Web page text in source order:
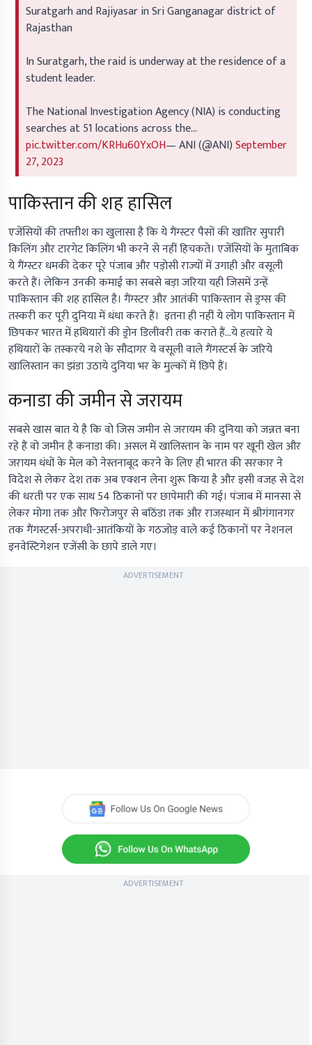
Suratgarh and Rajiyasar in Sri Ganganagar district of
Rajasthan
In Suratgarh, the raid is underway at the residence of a
student leader.
The National Investigation Agency (NIA) is conducting
searches at 51 locations across the…
pic.twitter.com/KRHu60YxOH— ANI (@ANI)September
27, 2023
पाकिस्तान की शह हासिल
एजेंसियों की तफ्तीश का खुलासा है कि ये गैंग्स्टर पैसों की खातिर सुपारी
किलिंग और टारगेट किलिंग भी करने से नहीं हिचकते। एजेंसियों के मुताबिक
ये गैंग्स्टर धमकी देकर पूरे पंजाब और पड़ोसी राज्यों में उगाही और वसूली
करते हैं। लेकिन उनकी कमाई का सबसे बड़ा जरिया यही जिसमें उन्हें
पाकिस्तान की शह हासिल है। गैंग्स्टर और आतंकी पाकिस्तान से ड्रग्स की
तस्करी कर पूरी दुनिया में धंधा करते हैं। इतना ही नहीं ये लोग पाकिस्तान में
छिपकर भारत में हथियारों की ड्रोन डिलीवरी तक कराते हैं…ये हत्यारे ये
हथियारों के तस्करये नशे के सौदागर ये वसूली वाले गैंगस्टर्स के जरिये
खालिस्तान का झंडा उठाये दुनिया भर के मुल्कों में छिपे हैं।
कनाडा की जमीन से जरायम
सबसे खास बात ये है कि वो जिस जमीन से जरायम की दुनिया को जन्नत बना
रहे हैं वो जमीन है कनाडा की। असल में खालिस्तान के नाम पर खूनी खेल और
जरायम धंधों के मेल को नेस्तनाबूद करने के लिए ही भारत की सरकार ने
विदेश से लेकर देश तक अब एक्शन लेना शुरू किया है और इसी वजह से देश
की धरती पर एक साथ 54 ठिकानों पर छापेमारी की गई। पंजाब में मानसा से
लेकर मोगा तक और फिरोजपुर से बठिंडा तक और राजस्थान में श्रीगंगानगर
तक गैंगस्टर्स-अपराधी-आतंकियों के गठजोड़ वाले कई ठिकानों पर नेशनल
इनवेस्टिगेशन एजेंसी के छापे डाले गए।
ADVERTISEMENT
ADVERTISEMENT